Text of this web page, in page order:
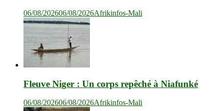
06/08/202606/08/2026Afrikinfos-Mali
Fleuve Niger : Un corps repêché à Niafunké
06/08/202606/08/2026Afrikinfos-Mali